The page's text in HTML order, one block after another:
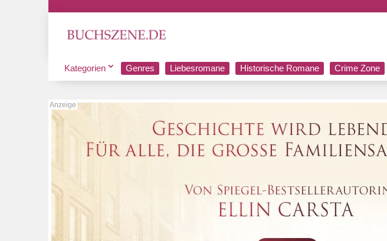
Kategorien Genres Liebesromane Historische Romane Crime Zone